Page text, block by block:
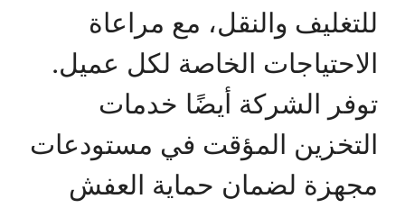
للتغليف والنقل، مع مراعاة
الاحتياجات الخاصة لكل عميل.
توفر الشركة أيضًا خدمات
التخزين المؤقت في مستودعات
مجهزة لضمان حماية العفش